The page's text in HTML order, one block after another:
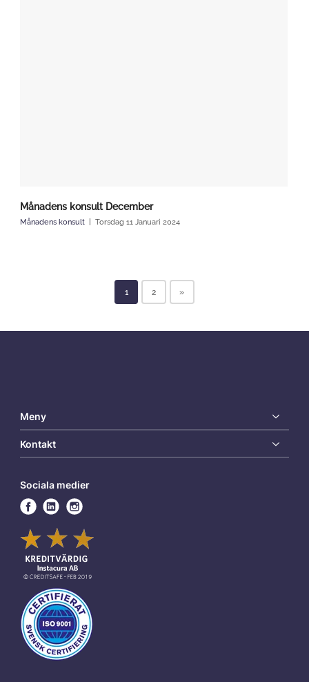
Månadens konsult December
Månadens konsult Torsdag 11 Januari 2024
1 2 »
Meny
Kontakt
Sociala medier